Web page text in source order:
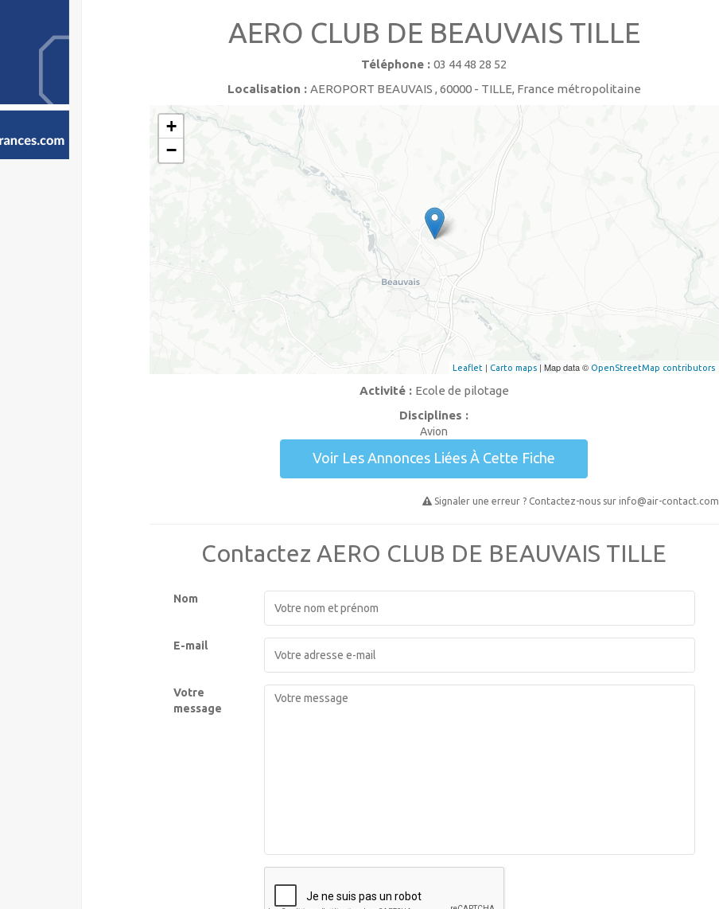
AERO CLUB DE BEAUVAIS TILLE
Téléphone :03 44 48 28 52
Localisation : AEROPORT BEAUVAIS , 60000 - TILLE, France métropolitaine
+
−
Leaflet | Carto maps| Map data © OpenStreetMap contributors
Activité : Ecole de pilotage
Disciplines :
Avion
Voir Les Annonces Liées À Cette Fiche
Signaler une erreur ? Contactez-nous sur info@air-contact.com
Contactez AERO CLUB DE BEAUVAIS TILLE
Nom
E-mail
Votre
message